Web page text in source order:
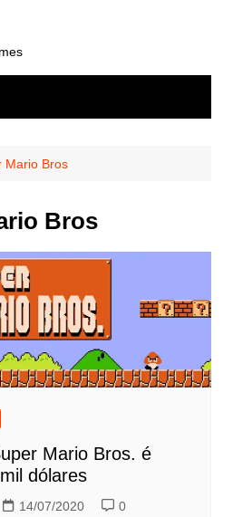
Mario Bros
Bros
Mario Bros. é
dólares
14/07/2020 0